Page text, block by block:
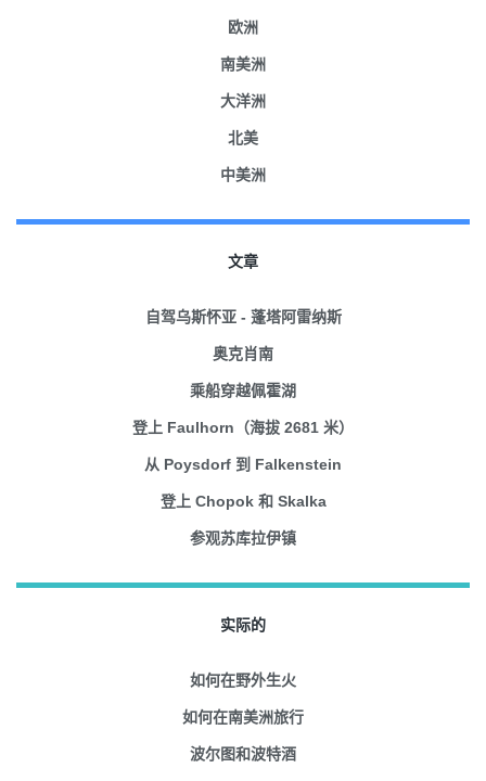
欧洲
南美洲
大洋洲
北美
中美洲
文章
自驾乌斯怀亚 - 蓬塔阿雷纳斯
奥克肖南
乘船穿越佩霍湖
登上 Faulhorn（海拔 2681 米）
从 Poysdorf 到 Falkenstein
登上 Chopok 和 Skalka
参观苏库拉伊镇
实际的
如何在野外生火
如何在南美洲旅行
波尔图和波特酒